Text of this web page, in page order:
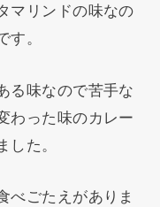
マリンドの味なの
。
る味なので苦手な
わった味のカレー
た。
べごたえがありま